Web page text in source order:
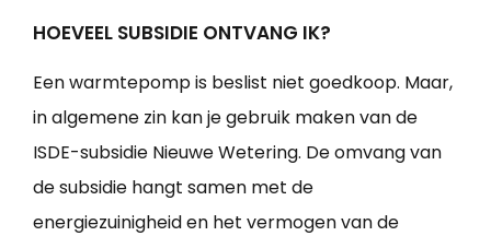
HOEVEEL SUBSIDIE ONTVANG IK?
Een warmtepomp is beslist niet goedkoop. Maar,
in algemene zin kan je gebruik maken van de
ISDE-subsidie Nieuwe Wetering. De omvang van
de subsidie hangt samen met de
energiezuinigheid en het vermogen van de